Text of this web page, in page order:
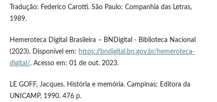
Tradução: Federico Carotti. São Paulo: Companhia das Letras,
1989.
Hemeroteca Digital Brasileira – BNDigital - Biblioteca Nacional
(2023). Disponível em: https://bndigital.bn.gov.br/hemeroteca-
digital/. Acesso em: 01 de out. 2023.
LE GOFF, Jacques. História e memória. Campinas: Editora da
UNICAMP, 1990. 476 p.